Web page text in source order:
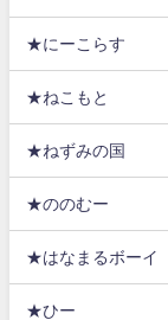
★にーこらす
★ねこもと
★ねずみの国
★ののむー
★はなまるボーイ
★ひー